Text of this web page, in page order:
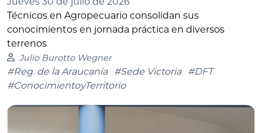
Técnicos en Agropecuario consolidan sus
conocimientos en jornada práctica en diversos
terrenos
Julio Burotto Wegner
#Reg. de la Araucanía #Sede Victoria
#DFT
#ConocimientoyTerritorio